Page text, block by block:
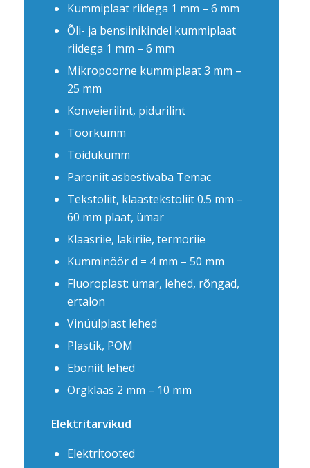
Kummiplaat riidega 1 mm – 6 mm
Õli- ja bensiinikindel kummiplaat
riidega 1 mm – 6 mm
Mikropoorne kummiplaat 3 mm –
25 mm
Konveierilint, pidurilint
Toorkumm
Toidukumm
Paroniit asbestivaba Temac
Tekstoliit, klaastekstoliit 0.5 mm –
60 mm plaat, ümar
Klaasriie, lakiriie, termoriie
Kumminöör d = 4 mm – 50 mm
Fluoroplast: ümar, lehed, rõngad,
ertalon
Vinüülplast lehed
Plastik, POM
Eboniit lehed
Orgklaas 2 mm – 10 mm
Elektritarvikud
Elektritooted